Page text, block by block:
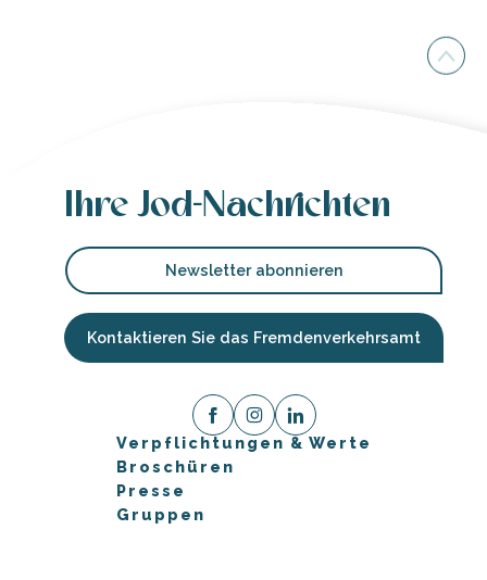
Ihre Jod-Nachrichten
Newsletter abonnieren
Kontaktieren Sie das Fremdenverkehrsamt
Verpflichtungen & Werte
Broschüren
Presse
Gruppen